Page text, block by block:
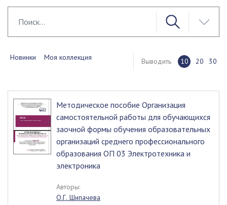
Новинки Моя коллекция Выводить 10 20 30
Методическое пособие Организация
самостоятельной работы для обучающихся
заочной формы обучения образовательных
организаций среднего профессионального
образования ОП 03 Электротехника и
электроника
Авторы:
О.Г. Шипачева